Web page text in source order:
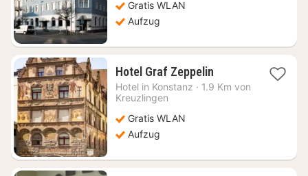
Gratis WLAN
Aufzug
Hotel Graf Zeppelin1
Nacht
Hotel in Konstanz · 1.9 Km von
Kreuzlingen
Gratis WLAN
Aufzug